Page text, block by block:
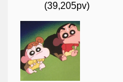
(39,205pv)